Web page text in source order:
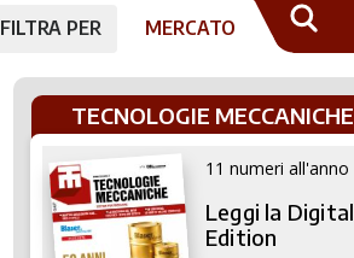
FILTRA PER MERCATO
TECNOLOGIE MECCANICHE
11 numeri all'anno
Leggi la Digital
Edition